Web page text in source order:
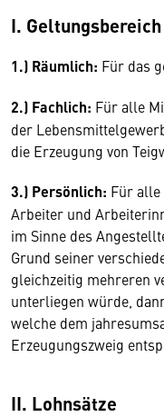
I. Geltungsbereich
1.) Räumlich: Für das
2.) Fachlich: Für alle
der
die Erzeugung von
3.) Persönlich: Für alle
Arbeiter und
im Sinne des
Grund seiner
gleichzeitig mehreren
unterliegen würde,
welche dem
Erzeugungszweig
II. Lohnsätze